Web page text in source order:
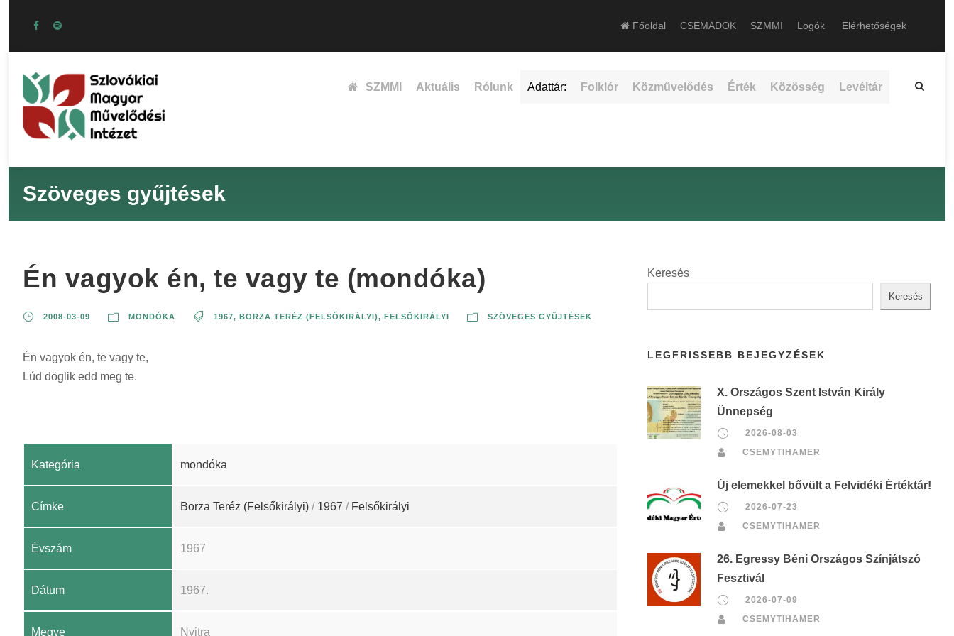
Főoldal CSEMADOK SZMMI Logók Elérhetőségek
SZMMI Aktuális Rólunk Adattár: Folklór Közművelődés Érték Közösség Levéltár
Szöveges gyűjtések
Én vagyok én, te vagy te (mondóka)
2008-03-09 MONDÓKA 1967, BORZA TERÉZ (FELSŐKIRÁLYI), FELSŐKIRÁLYI SZÖVEGES GYŰJTÉSEK
Én vagyok én, te vagy te,
Lúd döglik edd meg te.
Kategória mondóka
Címke Borza Teréz (Felsőkirályi) / 1967 / Felsőkirályi
Évszám 1967
Dátum 1967.
Megye Nyitra
Keresés
Keresés
LEGFRISSEBB BEJEGYZÉSEK
X. Országos Szent István Király
Ünnepség
2026-08-03
CSEMYTIHAMER
Új elemekkel bővült a Felvidéki Értéktár!
2026-07-23
CSEMYTIHAMER
26. Egressy Béni Országos Színjátszó
Fesztivál
2026-07-09
CSEMYTIHAMER